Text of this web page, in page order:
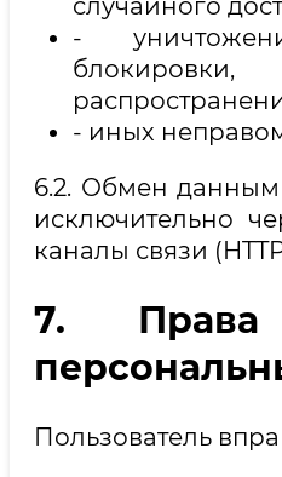
случайного
-
- иных
6.2. Обмен
исключительно
каналы связи
7. Права
Пользователь